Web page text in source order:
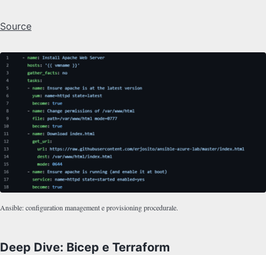
Source
Ansible: configuration management e provisioning procedurale.
Deep Dive: Bicep e Terraform